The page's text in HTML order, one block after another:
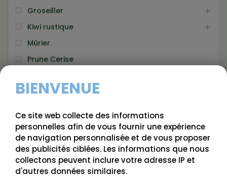
Groseiller
Kiwi rustique
Mûrier
Prune Cerise
Vigne
PRIX
4 $
4
BIENVENUE
Ce site web collecte des informations
personnelles afin de vous fournir une expérience
de navigation personnalisée et de vous proposer
des publicités ciblées. Les informations que nous
collectons peuvent inclure votre adresse IP et
d'autres données similaires.